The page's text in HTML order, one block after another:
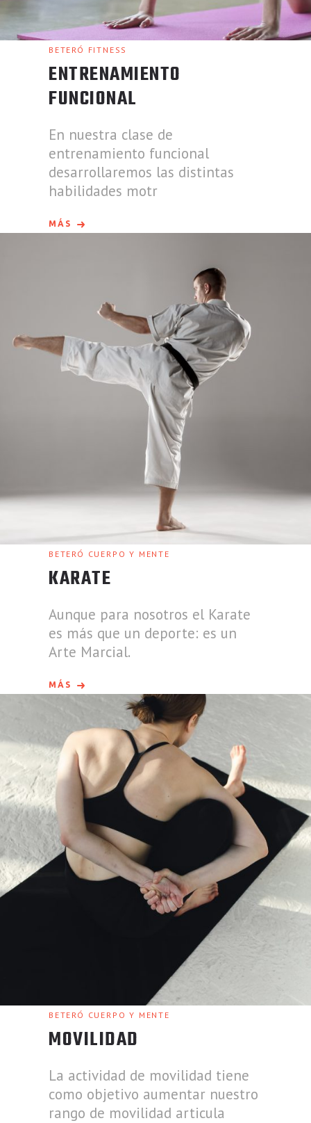
BETERÓ FITNESS
ENTRENAMIENTO
FUNCIONAL
En nuestra clase de
entrenamiento funcional
desarrollaremos las distintas
habilidades motr
MÁS
BETERÓ CUERPO Y MENTE
KARATE
Aunque para nosotros el Karate
es más que un deporte: es un
Arte Marcial.
MÁS
BETERÓ CUERPO Y MENTE
MOVILIDAD
La actividad de movilidad tiene
como objetivo aumentar nuestro
rango de movilidad articula